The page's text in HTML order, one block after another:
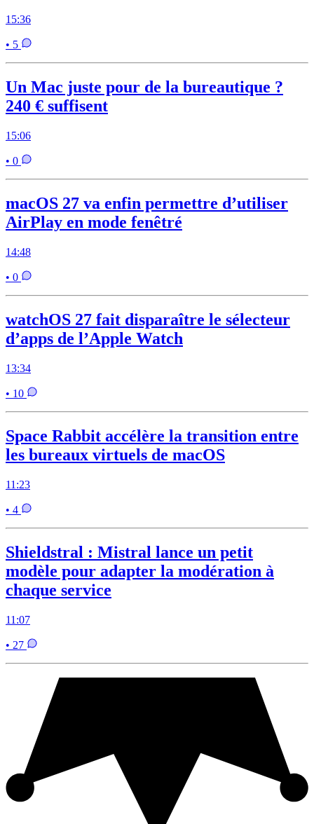
15:36
• 5
Un Mac juste pour de la bureautique ?
240 € suffisent
15:06
• 0
macOS 27 va enfin permettre d’utiliser
AirPlay en mode fenêtré
14:48
• 0
watchOS 27 fait disparaître le sélecteur
d’apps de l’Apple Watch
13:34
• 10
Space Rabbit accélère la transition entre
les bureaux virtuels de macOS
11:23
• 4
Shieldstral : Mistral lance un petit
modèle pour adapter la modération à
chaque service
11:07
• 27